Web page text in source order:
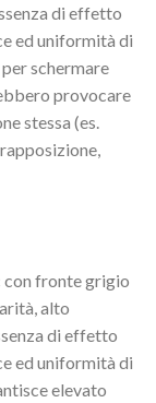
di effetto
ed uniformità di
schermare
provocare
stessa (es.
con fronte grigio
alto
di effetto
ed uniformità di
elevato